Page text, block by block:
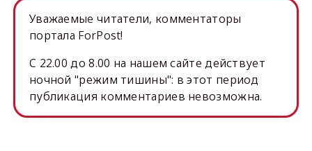
Уважаемые читатели, комментаторы
портала ForPost!
C 22.00 до 8.00 на нашем сайте действует
ночной "режим тишины": в этот период
публикация комментариев невозможна.